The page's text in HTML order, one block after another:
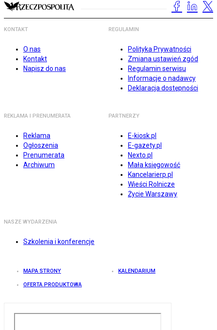
KONTAKT
O nas
Kontakt
Napisz do nas
REGULAMIN
Polityka Prywatności
Zmiana ustawień zgód
Regulamin serwisu
Informacje o nadawcy
Deklaracja dostępności
REKLAMA I PRENUMERATA
Reklama
Ogłoszenia
Prenumerata
Archiwum
PARTNERZY
E-kiosk.pl
E-gazety.pl
Nexto.pl
Mała księgowość
Kancelarierp.pl
Wieści Rolnicze
Życie Warszawy
NASZE WYDARZENIA
Szkolenia i konferencje
MAPA STRONY KALENDARIUM
OFERTA PRODUKTOWA